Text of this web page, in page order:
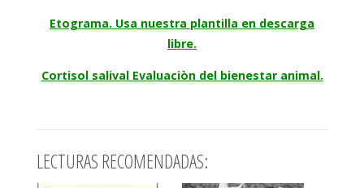
Etograma. Usa nuestra plantilla en descarga
libre.
Cortisol salival Evaluaciòn del bienestar animal.
LECTURAS RECOMENDADAS: